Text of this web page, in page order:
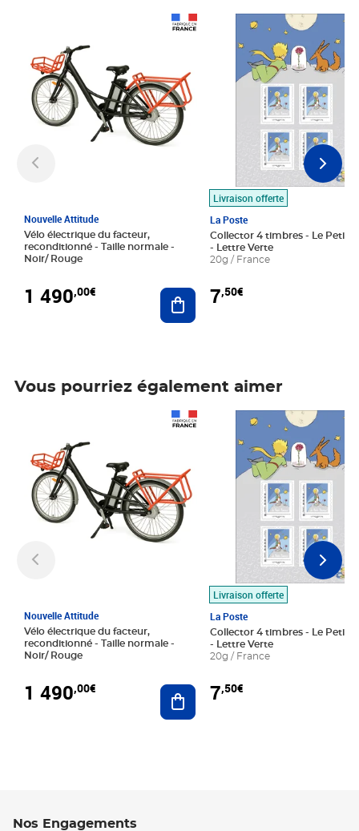
Nouvelle Attitude
Vélo électrique du facteur,
reconditionné - Taille normale -
Noir/ Rouge
1 490,00€ Ajouter au panier
Livraison offerte
La Poste
Collector 4 timbres - Le Petit
- Lettre Verte
20g / France
7,50€
Prix 7,50€
Vous pourriez également aimer
Nouvelle Attitude
Vélo électrique du facteur,
reconditionné - Taille normale -
Noir/ Rouge
1 490,00€ Ajouter au panier
Livraison offerte
La Poste
Collector 4 timbres - Le Petit
- Lettre Verte
20g / France
7,50€
Prix 7,50€
Nos Engagements